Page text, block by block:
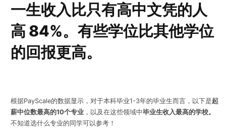
一生收入比只有高中文凭的人
高 84%。有些学位比其他学位
的回报更高。
根据PayScale的数据显示，对于本科毕业1-3年的毕业生而言，以下是起
薪中位数最高的10个专业，以及在这些领域中毕业生收入最高的学校。
不知道选什么专业的同学可以参考！